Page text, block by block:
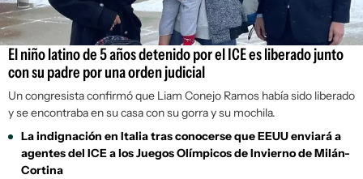
El niño latino de 5 años detenido por el ICE es liberado junto
con su padre por una orden judicial
Un congresista confirmó que Liam Conejo Ramos había sido liberado
y se encontraba en su casa con su gorra y su mochila.
La indignación en Italia tras conocerse que EEUU enviará a
agentes del ICE a los Juegos Olímpicos de Invierno de Milán-
Cortina